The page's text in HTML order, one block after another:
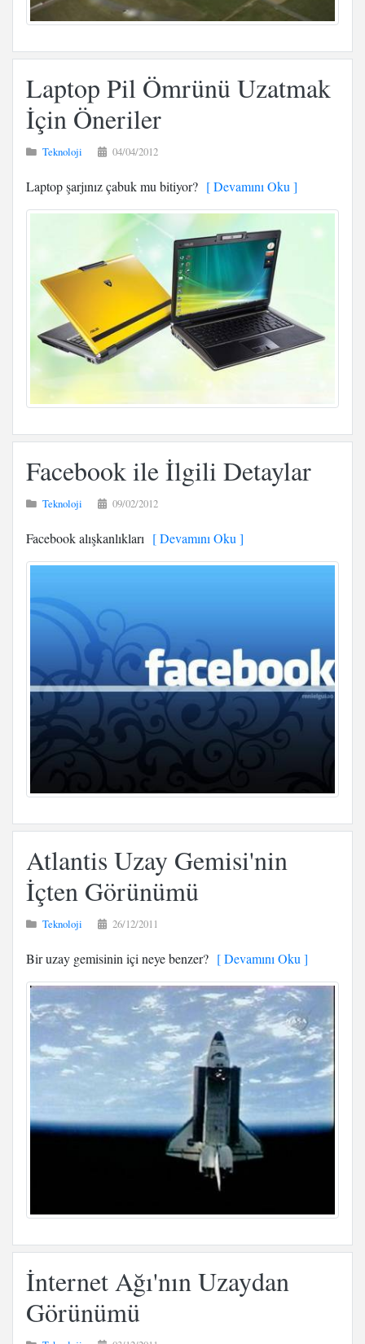
Laptop Pil Ömrünü Uzatmak
İçin Öneriler
Teknoloji 04/04/2012
Laptop şarjınız çabuk mu bitiyor? [ Devamını Oku ]
Facebook ile İlgili Detaylar
Teknoloji 09/02/2012
Facebook alışkanlıkları [ Devamını Oku ]
Atlantis Uzay Gemisi'nin
İçten Görünümü
Teknoloji 26/12/2011
Bir uzay gemisinin içi neye benzer? [ Devamını Oku ]
İnternet Ağı'nın Uzaydan
Görünümü